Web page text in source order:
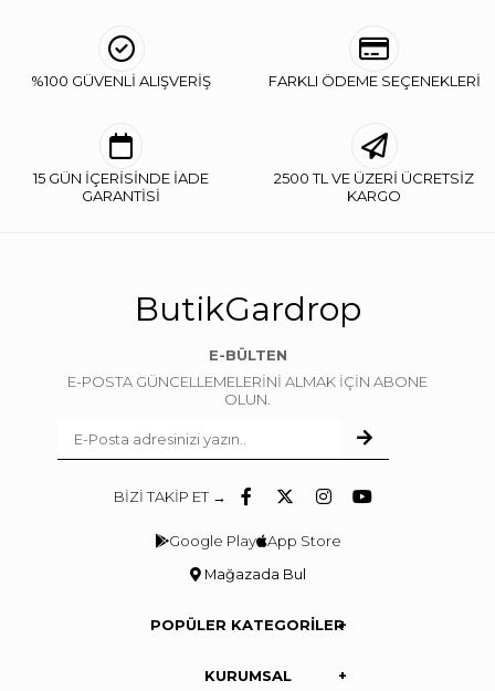
%100 GÜVENLİ ALIŞVERİŞ FARKLI ÖDEME SEÇENEKLERİ
15 GÜN İÇERİSİNDE İADE
GARANTİSİ
2500 TL VE ÜZERİ ÜCRETSİZ
KARGO
ButikGardrop
E-BÜLTEN
E-POSTA GÜNCELLEMELERİNİ ALMAK İÇİN ABONE
OLUN.
BİZİ TAKİP ET →
Google Play App Store
Mağazada Bul
POPÜLER KATEGORİLER
KURUMSAL